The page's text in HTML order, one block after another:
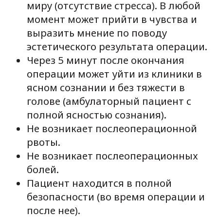
миру (отсутствие стресса). В любой
момент может прийти в чувства и
выразить мнение по поводу
эстетического результата операции.
Через 5 минут после окончания
операции может уйти из клиники в
ясном сознании и без тяжести в
голове (амбулаторный пациент с
полной ясностью сознания).
Не возникает послеоперационной
рвоты.
Не возникает послеоперационных
болей.
Пациент находится в полной
безопасности (во время операции и
после нее).